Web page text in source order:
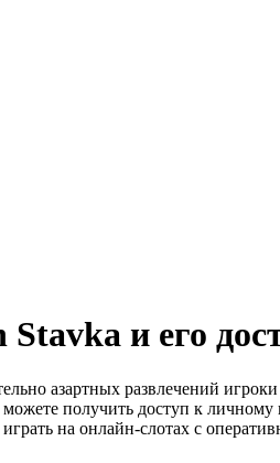
и его
азартных развлечений
получить доступ к
играть на онлайн-слотах с